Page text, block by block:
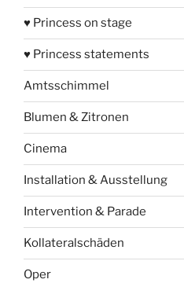
♥ Princess on stage
♥ Princess statements
Amtsschimmel
Blumen & Zitronen
Cinema
Installation & Ausstellung
Intervention & Parade
Kollateralschäden
Oper